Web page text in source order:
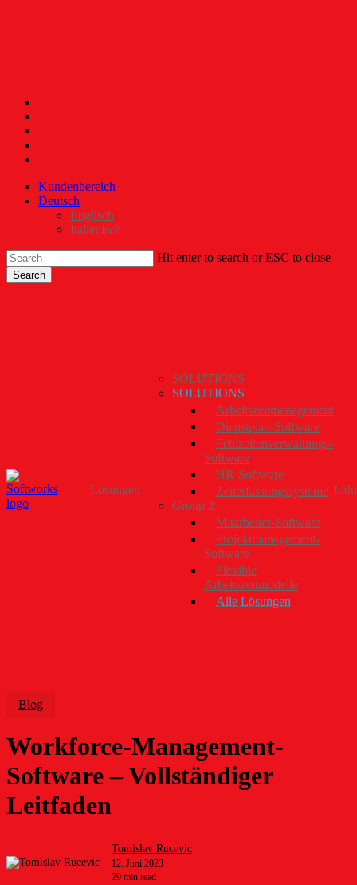
Kundenbereich
Deutsch
Englisch
Italienisch
Hit enter to search or ESC to close
Search
Lösungen
SOLUTIONS
SOLUTIONS
Arbeitszeitmanagement
Dienstplan-Software
Fehlzeitenverwaltungs-
Software
HR-Software
Zeiterfassungssysteme
Group 2
Mitarbeiter-Software
Projektmanagement-
Software
Flexible
Arbeitszeitmodelle
Alle Lösungen
Blog
Workforce-Management-
Software – Vollständiger
Leitfaden
Tomislav Rucevic
12. Juni 2023
29 min read